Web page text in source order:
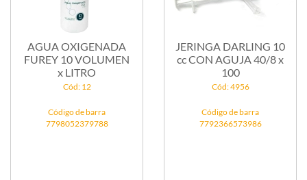
AGUA OXIGENADA
FUREY 10 VOLUMEN
x LITRO
Cód: 12
Código de barra
7798052379788
JERINGA DARLING 10
cc CON AGUJA 40/8 x
100
Cód: 4956
Código de barra
7792366573986